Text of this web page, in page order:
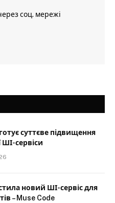
соц. мережі
суттєве підвищення
ШІ-сервіси
новий ШІ-сервіс для
– Muse Code